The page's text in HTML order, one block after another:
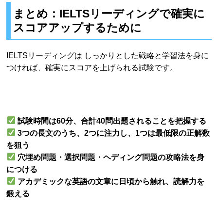
まとめ：IELTSリーディングで確実に
スコアアップするために
IELTSリーディングは しっかりとした戦略と学習法を身に
つければ、確実にスコアを上げられる試験です。
試験時間は60分、合計40問出題されることを把握する
3つの長文のうち、2つに注力し、1つは最低限の正解数
を狙う
穴埋め問題・選択問題・ヘディング問題の攻略法を身
につける
アカデミックな英語の文章に日頃から触れ、読解力を
鍛える